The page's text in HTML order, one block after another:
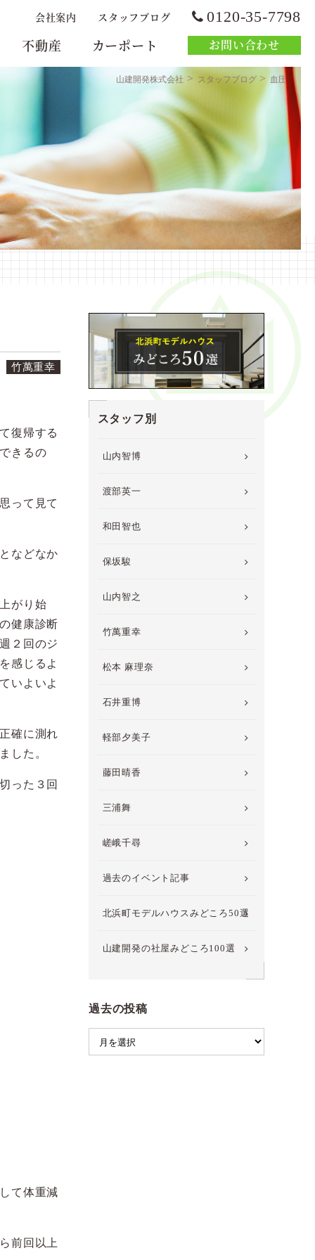
不動産 カーポート お問い合わせ
会社案内 スタッフブログ 0120-35-7798
山建開発株式会社 > スタッフブログ>血圧
竹萬重幸
復帰する
きるの
って見て
などなか
がり始
健康診断
２回のジ
感じるよ
いよいよ
確に測れ
した。
った３回
て体重減
前回以上
スタッフ別
山内智博
渡部英一
和田智也
保坂駿
山内智之
竹萬重幸
松本 麻理奈
石井重博
軽部夕美子
藤田晴香
三浦舞
嵯峨千尋
過去のイベント記事
北浜町モデルハウスみどころ50選
山建開発の社屋みどころ100選
過去の投稿